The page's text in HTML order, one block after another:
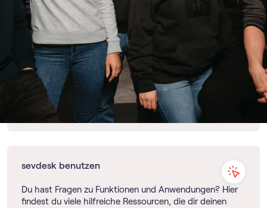
Erste Schritte bei sevdesk
Dieser Bereich ist dein Startpunkt für die ersten Schritte
mit sevdesk. Wir sorgen dafür, dass du schnell und
einfach alles Wichtige findest.
Jetzt starten
sevdesk benutzen
Du hast Fragen zu Funktionen und Anwendungen? Hier
findest du viele hilfreiche Ressourcen, die dir deinen